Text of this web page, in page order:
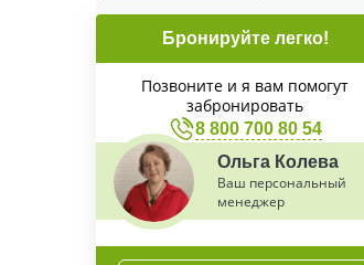
Бронируйте легко!
Позвоните и я вам помогут
забронировать
8 800 700 80 54
Ольга Колева
Ваш персональный
менеджер